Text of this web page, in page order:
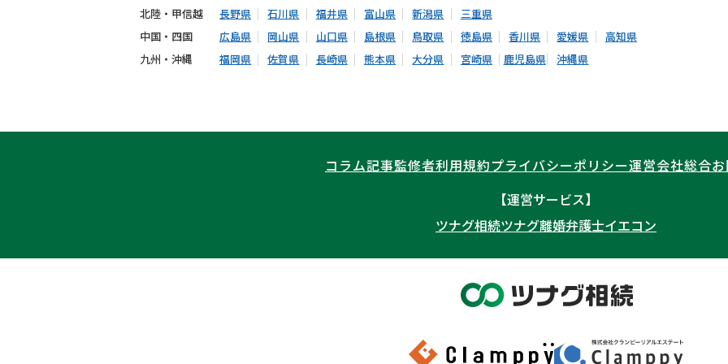
北陸・甲信越 長野県 石川県 福井県 富山県 新潟県
三重県
中国・四国
広島県 岡山県 山口県 島根県 鳥取県 徳島県 香川県 愛媛県
高知県
九州・沖縄
福岡県 佐賀県 長崎県 熊本県 大分県 宮崎県 鹿児島県 沖縄県
コラム記事監修者利用規約プライバシーポリシー運営会社総合
【運営サービス】
ツナグ相続ツナグ離婚弁護士イエコン